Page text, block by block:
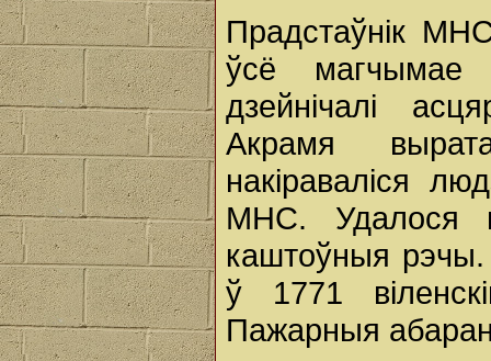
Прадстаўнік
ўсё магчымае
дзейнічалі
Акрамя
накіраваліся
МНС. Удалося
каштоўныя рэчы.
ў 1771
Пажарныя